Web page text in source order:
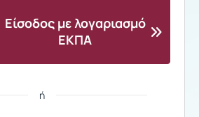
Είσοδος με λογαριασμό
ΕΚΠΑ
ή